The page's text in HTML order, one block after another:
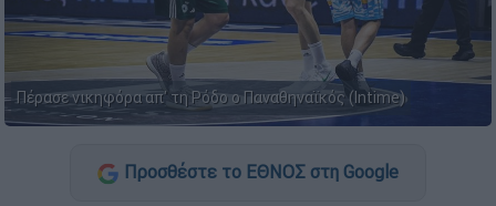
Πέρασε νικηφόρα απ' τη Ρόδο ο Παναθηναϊκός (Intime)
Προσθέστε το ΕΘΝΟΣ στη Google